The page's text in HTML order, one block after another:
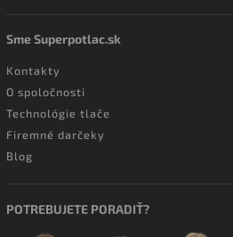
Sme Superpotlac.sk
Kontakty
O spoločnosti
Technológie tlače
Firemné darčeky
Blog
POTREBUJETE PORADIŤ?